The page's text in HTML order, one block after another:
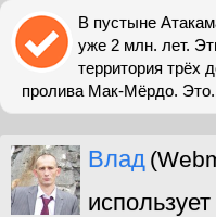
В пустыне
уже 2 млн. лет.
территория трёх
пролива Мак-Мёрдо.
Влад